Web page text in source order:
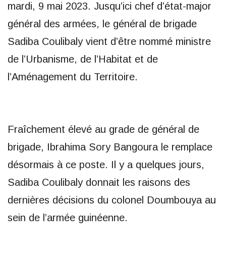
mardi, 9 mai 2023. Jusqu’ici chef d’état-major
général des armées, le général de brigade
Sadiba Coulibaly vient d’être nommé ministre
de l’Urbanisme, de l’Habitat et de
l’Aménagement du Territoire.
Fraîchement élevé au grade de général de
brigade, Ibrahima Sory Bangoura le remplace
désormais à ce poste. Il y a quelques jours,
Sadiba Coulibaly donnait les raisons des
dernières décisions du colonel Doumbouya au
sein de l’armée guinéenne.